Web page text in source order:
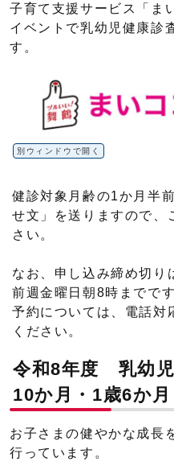
子育て支援サービス「ま
イベントで乳幼児健康診
す。
別ウィンドウで開く
健診対象月齢の1か月半
せ文」を送りますので、
さい。
なお、申し込み締め切り
前週金曜日朝8時までで
予約については、電話対
ください。
令和8年度 乳幼児
10か月・1歳6か
お子さまの健やかな成長
行っています。